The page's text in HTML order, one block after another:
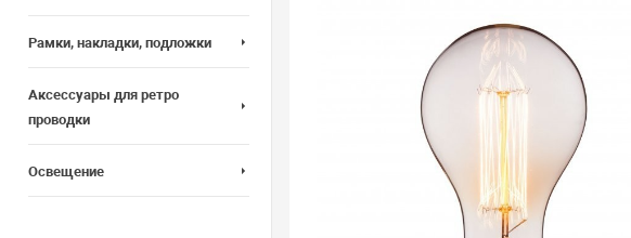
Рамки, накладки, подложки
Аксессуары для ретро
проводки
Освещение